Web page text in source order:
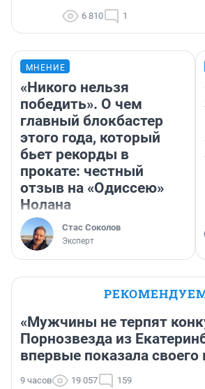
6 810 1
МНЕНИЕ
«Никого нельзя
победить». О чем
главный блокбастер
этого года, который
бьет рекорды в
прокате: честный
отзыв на «Одиссею»
Нолана
Стас Соколов
Эксперт
«Мужчины не терпят
Порнозвезда из
впервые показала
9 часов 19 057 159